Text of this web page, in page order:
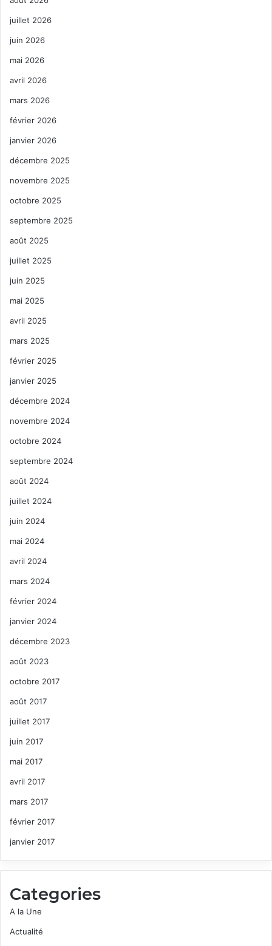
juillet 2026
juin 2026
mai 2026
avril 2026
mars 2026
février 2026
janvier 2026
décembre 2025
novembre 2025
octobre 2025
septembre 2025
août 2025
juillet 2025
juin 2025
mai 2025
avril 2025
mars 2025
février 2025
janvier 2025
décembre 2024
novembre 2024
octobre 2024
septembre 2024
août 2024
juillet 2024
juin 2024
mai 2024
avril 2024
mars 2024
février 2024
janvier 2024
décembre 2023
août 2023
octobre 2017
août 2017
juillet 2017
juin 2017
mai 2017
avril 2017
mars 2017
février 2017
janvier 2017
Categories
A la Une
Actualité